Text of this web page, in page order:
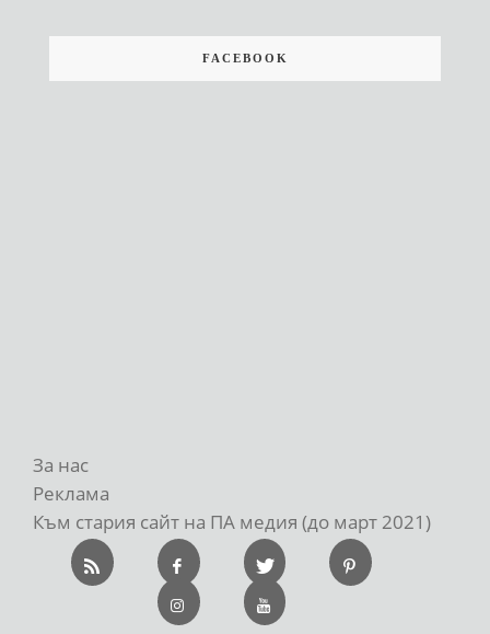
FACEBOOK
За нас
Реклама
Към стария сайт на ПА медия (до март 2021)